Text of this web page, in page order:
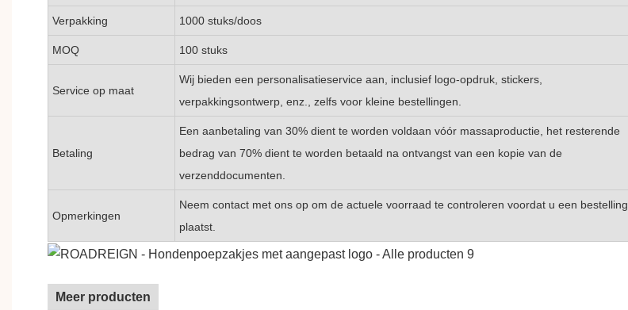
Verpakking 1000 stuks/doos
MOQ 100 stuks
Service op maat
Wij bieden een personalisatieservice aan, inclusief logo-opdruk, stickers,
verpakkingsontwerp, enz., zelfs voor kleine bestellingen.
Betaling
Een aanbetaling van 30% dient te worden voldaan vóór massaproductie, het resterende
bedrag van 70% dient te worden betaald na ontvangst van een kopie van de
verzenddocumenten.
Opmerkingen
Neem contact met ons op om de actuele voorraad te controleren voordat u een bestelling
plaatst.
Meer producten